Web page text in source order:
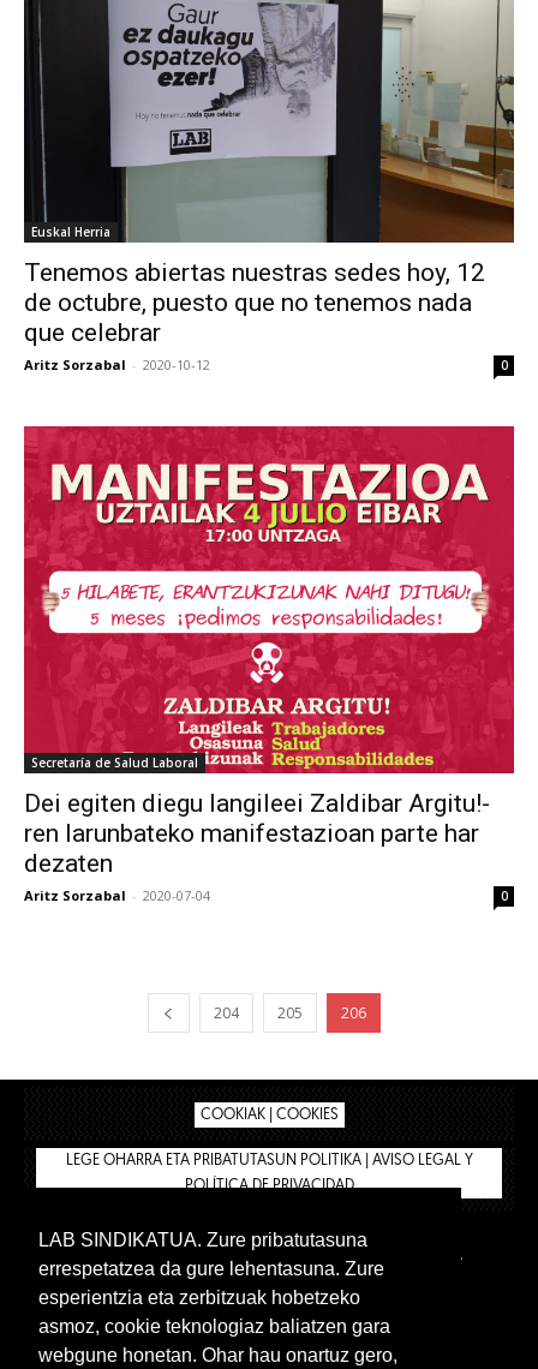
Euskal Herria
Tenemos abiertas nuestras sedes hoy, 12
de octubre, puesto que no tenemos nada
que celebrar
Aritz Sorzabal - 2020-10-12 0
Secretaría de Salud Laboral
Dei egiten diegu langileei Zaldibar Argitu!-
ren larunbateko manifestazioan parte har
dezaten
Aritz Sorzabal - 2020-07-04 0
204 205 206
COOKIAK | COOKIES
LEGE OHARRA ETA PRIBATUTASUN POLITIKA | AVISO LEGAL Y
POLÍTICA DE PRIVACIDAD
BIZILAN.EUS
TIENDA
INTRANET 🔑
Euskera Castellano
LAB SINDIKATUA. Zure pribatutasuna
errespetatzea da gure lehentasuna. Zure
esperientzia eta zerbitzuak hobetzeko
asmoz, cookie teknologiaz baliatzen gara
webgune honetan. Ohar hau onartuz gero,